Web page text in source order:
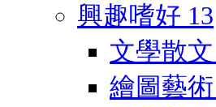
興趣嗜好 13
文學散文
繪圖藝術